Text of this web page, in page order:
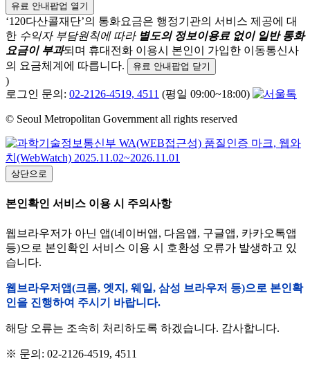
유료 안내팝업 열기
‘120다산콜재단’의 통화요금은 행정기관의 서비스 제공에 대
한 수익자 부담원칙에 따라 별도의 정보이용료 없이 일반 통화
요금이 부과되며 휴대전화 이용시 본인이 가입한 이동통신사
의 요금체계에 따릅니다.
유료 안내팝업 닫기
)
로그인 문의: 02-2126-4519, 4511 (평일 09:00~18:00)
© Seoul Metropolitan Government all rights reserved
상단으로
본인확인 서비스 이용 시 주의사항
웹브라우저가 아닌 앱(네이버앱, 다음앱, 구글앱, 카카오톡앱
등)으로 본인확인 서비스 이용 시 호환성 오류가 발생하고 있
습니다.
웹브라우저앱(크롬, 엣지, 웨일, 삼성 브라우저 등)으로 본인확
인을 진행하여 주시기 바랍니다.
해당 오류는 조속히 처리하도록 하겠습니다. 감사합니다.
※ 문의: 02-2126-4519, 4511